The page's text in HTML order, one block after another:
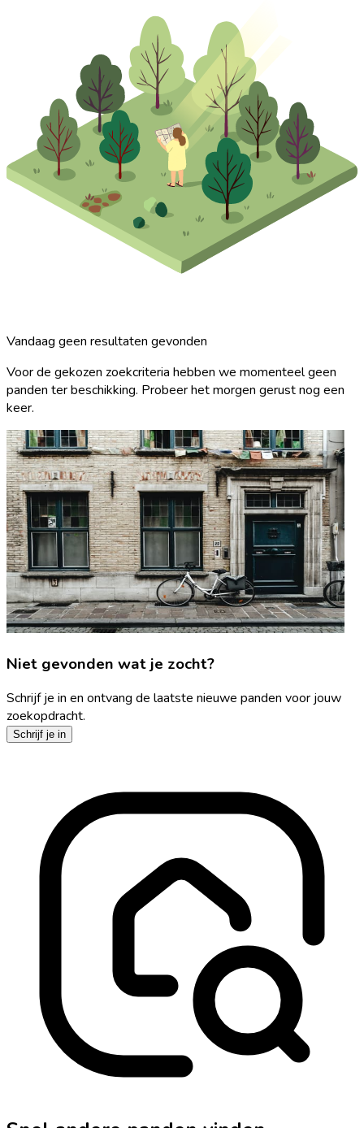
Vandaag geen resultaten gevonden
Voor de gekozen zoekcriteria hebben we momenteel geen
panden ter beschikking. Probeer het morgen gerust nog een
keer.
Niet gevonden wat je zocht?
Schrijf je in en ontvang de laatste nieuwe panden voor jouw
zoekopdracht.
Schrijf je in